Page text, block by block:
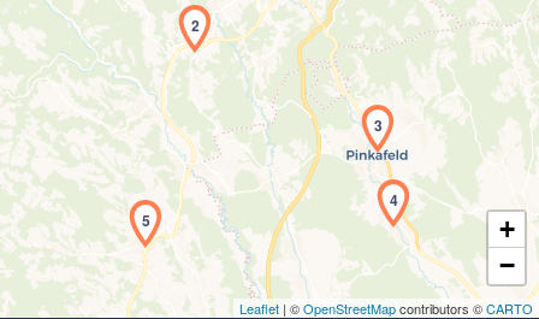
Laden der Karte...
2
3
4
5
+
−
Leaflet | ©OpenStreetMapcontributors ©CARTO